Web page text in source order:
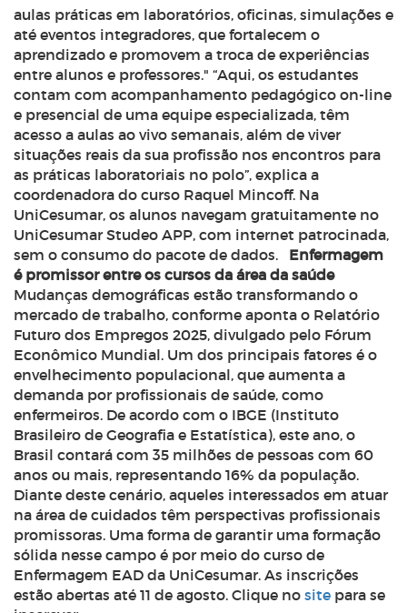
aulas práticas em laboratórios, oficinas, simulações e
até eventos integradores, que fortalecem o
aprendizado e promovem a troca de experiências
entre alunos e professores." “Aqui, os estudantes
contam com acompanhamento pedagógico on-line
e presencial de uma equipe especializada, têm
acesso a aulas ao vivo semanais, além de viver
situações reais da sua profissão nos encontros para
as práticas laboratoriais no polo”, explica a
coordenadora do curso Raquel Mincoff. Na
UniCesumar, os alunos navegam gratuitamente no
UniCesumar Studeo APP, com internet patrocinada,
sem o consumo do pacote de dados. Enfermagem
é promissor entre os cursos da área da saúde
Mudanças demográficas estão transformando o
mercado de trabalho, conforme aponta o Relatório
Futuro dos Empregos 2025, divulgado pelo Fórum
Econômico Mundial. Um dos principais fatores é o
envelhecimento populacional, que aumenta a
demanda por profissionais de saúde, como
enfermeiros. De acordo com o IBGE (Instituto
Brasileiro de Geografia e Estatística), este ano, o
Brasil contará com 35 milhões de pessoas com 60
anos ou mais, representando 16% da população.
Diante deste cenário, aqueles interessados em atuar
na área de cuidados têm perspectivas profissionais
promissoras. Uma forma de garantir uma formação
sólida nesse campo é por meio do curso de
Enfermagem EAD da UniCesumar. As inscrições
estão abertas até 11 de agosto. Clique no site para se